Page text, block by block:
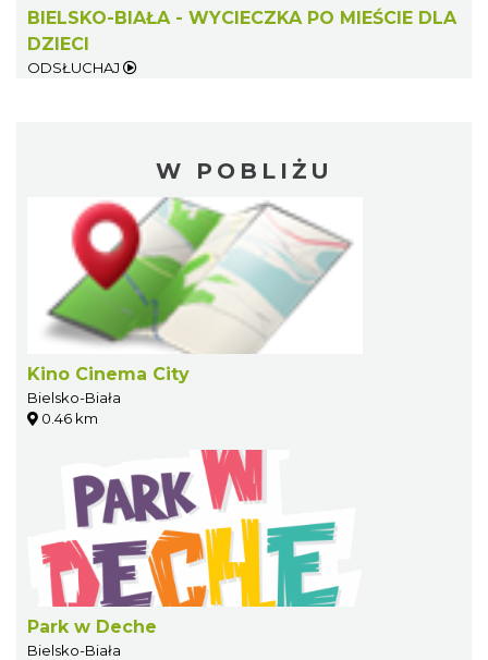
BIELSKO-BIAŁA - WYCIECZKA PO MIEŚCIE DLA
DZIECI
ODSŁUCHAJ
W POBLIŻU
Kino Cinema City
Bielsko-Biała
0.46 km
Park w Deche
Bielsko-Biała